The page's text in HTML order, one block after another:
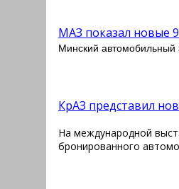
МАЗ показал новые
Минский автомобильный
КрАЗ представил
На международной
бронированного